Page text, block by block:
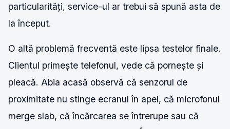
particularități, service-ul ar trebui să spună asta de
la început.
O altă problemă frecventă este lipsa testelor finale.
Clientul primește telefonul, vede că pornește și
pleacă. Abia acasă observă că senzorul de
proximitate nu stinge ecranul în apel, că microfonul
merge slab, că încărcarea se întrerupe sau că